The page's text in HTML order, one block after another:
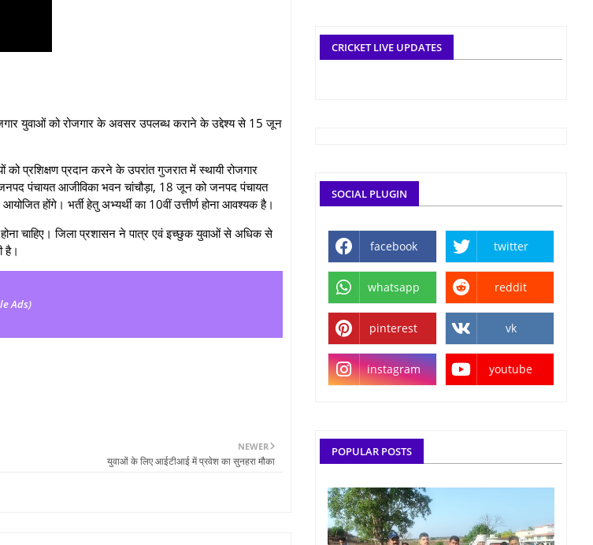
युवाओं को रोजगार के अवसर उपलब्ध कराने के उद्देश्य से 15 जून
को प्रशिक्षण प्रदान करने के उपरांत गुजरात में स्थायी रोजगार
पंचायत आजीविका भवन चांचौड़ा, 18 जून को जनपद पंचायत
होंगे। भर्ती हेतु अभ्यर्थी का 10वीं उत्तीर्ण होना आवश्यक है।
चाहिए। जिला प्रशासन ने पात्र एवं इच्छुक युवाओं से अधिक से
है।
Ads)
NEWER
युवाओं के लिए आईटीआई में प्रवेश का सुनहरा मौका
CRICKET LIVE UPDATES
SOCIAL PLUGIN
facebook twitter
whatsapp reddit
pinterest vk
instagram youtube
POPULAR POSTS